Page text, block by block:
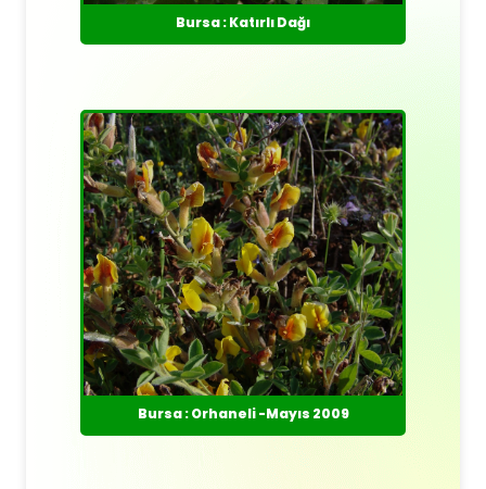
Bursa : Katırlı Dağı
Bursa : Orhaneli -Mayıs 2009